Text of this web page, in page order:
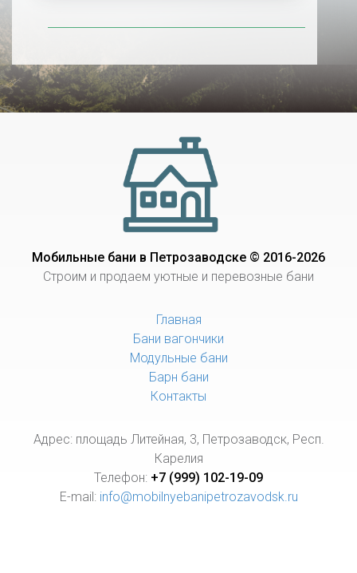
Мобильные бани в Петрозаводске © 2016-2026
Строим и продаем уютные и перевозные бани
Главная
Бани вагончики
Модульные бани
Барн бани
Контакты
Адрес: площадь Литейная, 3, Петрозаводск, Респ.
Карелия
Телефон: +7 (999) 102-19-09
E-mail: info@mobilnyebanipetrozavodsk.ru